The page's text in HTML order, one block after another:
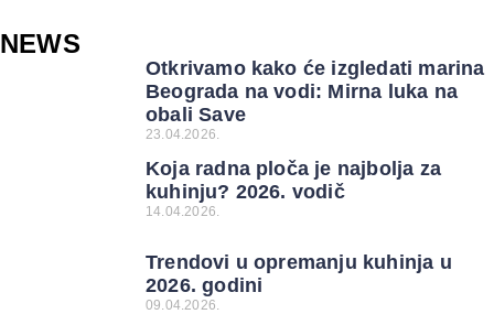
NEWS
Otkrivamo kako će izgledati marina
Beograda na vodi: Mirna luka na
obali Save
23.04.2026.
Koja radna ploča je najbolja za
kuhinju? 2026. vodič
14.04.2026.
Trendovi u opremanju kuhinja u
2026. godini
09.04.2026.